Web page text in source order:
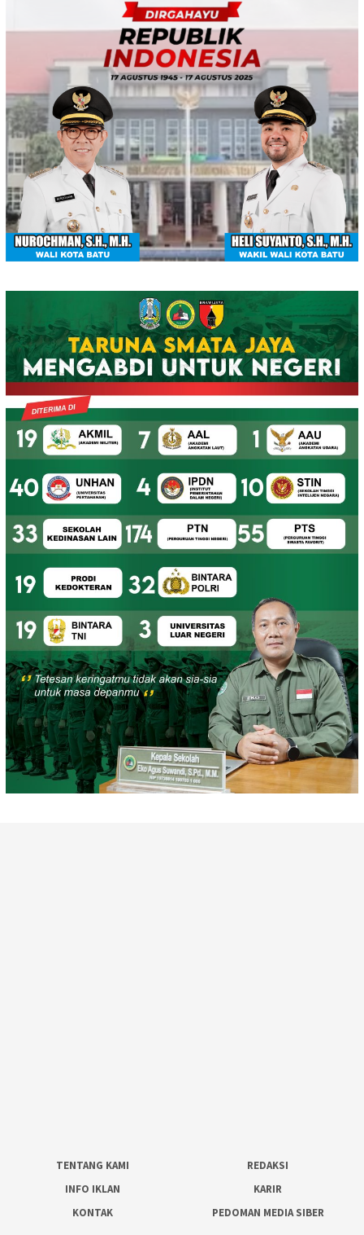
TENTANG KAMI
REDAKSI
INFO IKLAN
KARIR
KONTAK
PEDOMAN MEDIA SIBER